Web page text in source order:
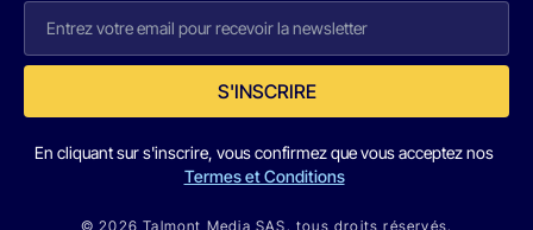
S'INSCRIRE
En cliquant sur s'inscrire, vous confirmez que vous acceptez nos
Termes et Conditions
© 2026 Talmont Media SAS. tous droits réservés.